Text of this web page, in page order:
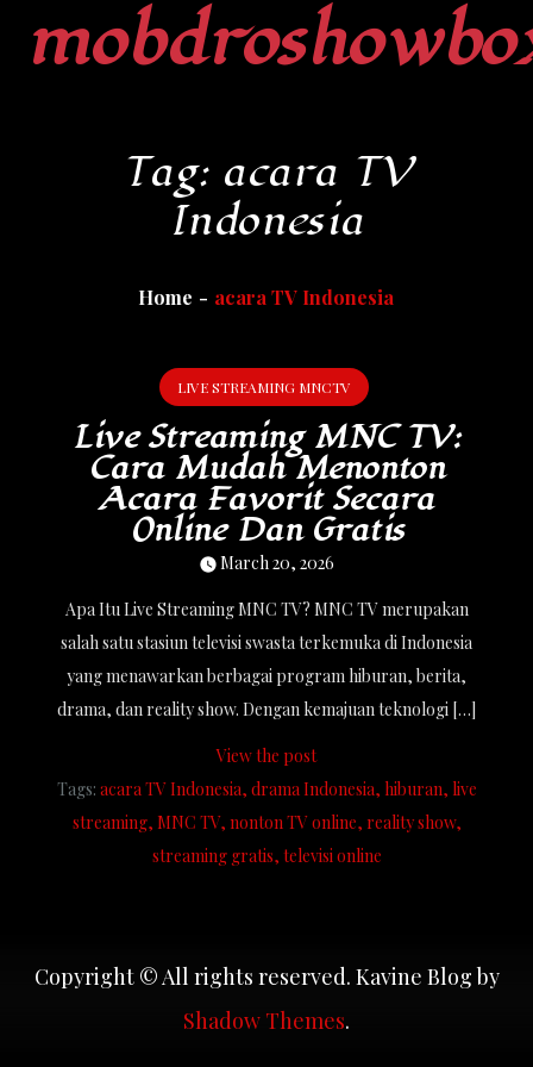
Tag: acara TV
Indonesia
Home acara TV Indonesia
LIVE STREAMING MNCTV
Live Streaming MNC TV:
Cara Mudah Menonton
Acara Favorit Secara
Online Dan Gratis
March 20, 2026
Apa Itu Live Streaming MNC TV? MNC TV merupakan
salah satu stasiun televisi swasta terkemuka di Indonesia
yang menawarkan berbagai program hiburan, berita,
drama, dan reality show. Dengan kemajuan teknologi […]
View the post
Tags: acara TV Indonesia drama Indonesia hiburan live
streaming MNC TV nonton TV online reality show
streaming gratis televisi online
Copyright © All rights reserved. Kavine Blog by
Shadow Themes.